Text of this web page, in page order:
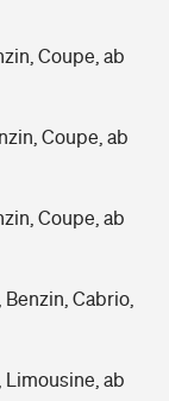
Coupe, ab
Coupe, ab
Coupe, ab
Cabrio,
Limousine, ab